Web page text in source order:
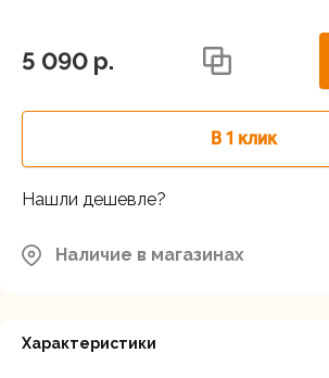
5 090 p.
В 1 клик
Нашли дешевле?
Наличие в магазинах
Москва, Каширский проезд, 23с14
Московская область, Мытищинский
Характеристики